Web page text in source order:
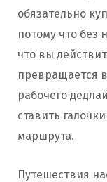
обязательно
потому что без
что вы
превращается
рабочего
ставить
маршрута.
Путешествия